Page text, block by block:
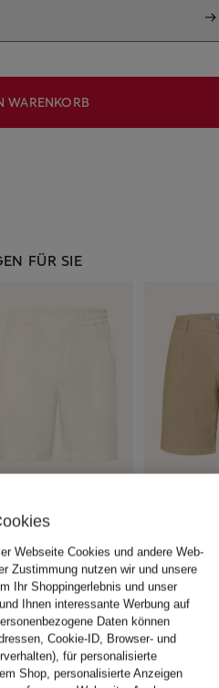
WARENKORB
FÜR SIE
mit Leinen
€
74,79 €
110 €
mit Leinen
55,99 €
Bestpreis:
Ursprünglich:
Webseite Cookies und andere Web-
Zustimmung nutzen wir und unsere
Ihr Shoppingerlebnis und unser
Ihnen interessante Werbung auf
Daten können
Cookie-ID, Browser- und
für personalisierte
Shop, personalisierte Anzeigen